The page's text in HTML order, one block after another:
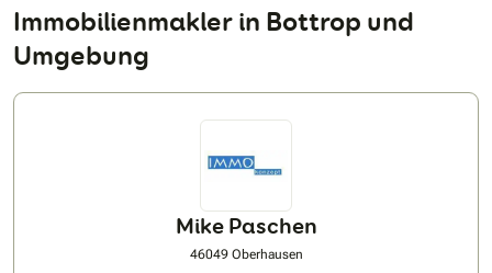
Immobilienmakler in Bottrop und
Umgebung
Mike Paschen
46049 Oberhausen